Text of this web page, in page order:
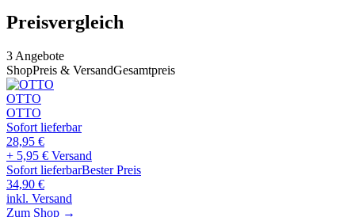
Preisvergleich
3 Angebote
ShopPreis & VersandGesamtpreis
OTTO
OTTO
Sofort lieferbar
28,95 €
+ 5,95 € Versand
Sofort lieferbarBester Preis
34,90 €
inkl. Versand
Zum Shop →